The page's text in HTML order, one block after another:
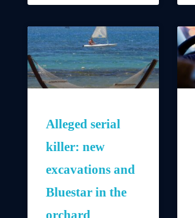
Alleged serial
killer: new
excavations and
Bluestar in the